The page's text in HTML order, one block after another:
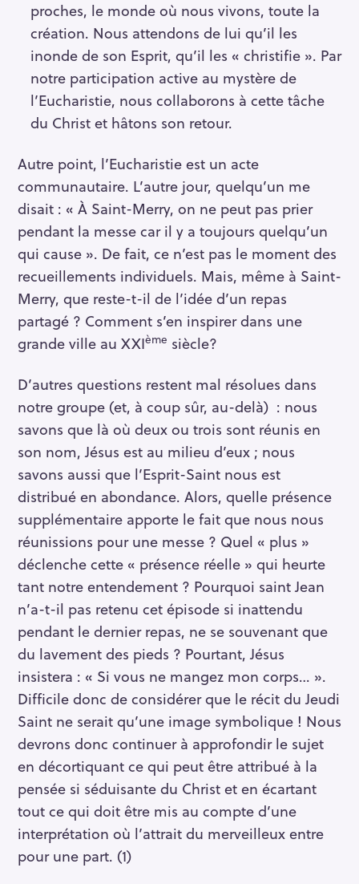
proches, le monde où nous vivons, toute la
création. Nous attendons de lui qu’il les
inonde de son Esprit, qu’il les « christifie ». Par
notre participation active au mystère de
l’Eucharistie, nous collaborons à cette tâche
du Christ et hâtons son retour.
Autre point, l’Eucharistie est un acte
communautaire. L’autre jour, quelqu’un me
disait : « À Saint-Merry, on ne peut pas prier
pendant la messe car il y a toujours quelqu’un
qui cause ». De fait, ce n’est pas le moment des
recueillements individuels. Mais, même à Saint-
Merry, que reste-t-il de l’idée d’un repas
partagé ? Comment s’en inspirer dans une
grande ville au XXIème siècle?
D’autres questions restent mal résolues dans
notre groupe (et, à coup sûr, au-delà) : nous
savons que là où deux ou trois sont réunis en
son nom, Jésus est au milieu d’eux ; nous
savons aussi que l’Esprit-Saint nous est
distribué en abondance. Alors, quelle présence
supplémentaire apporte le fait que nous nous
réunissions pour une messe ? Quel « plus »
déclenche cette « présence réelle » qui heurte
tant notre entendement ? Pourquoi saint Jean
n’a-t-il pas retenu cet épisode si inattendu
pendant le dernier repas, ne se souvenant que
du lavement des pieds ? Pourtant, Jésus
insistera : « Si vous ne mangez mon corps… ».
Difficile donc de considérer que le récit du Jeudi
Saint ne serait qu’une image symbolique ! Nous
devrons donc continuer à approfondir le sujet
en décortiquant ce qui peut être attribué à la
pensée si séduisante du Christ et en écartant
tout ce qui doit être mis au compte d’une
interprétation où l’attrait du merveilleux entre
pour une part. (1)